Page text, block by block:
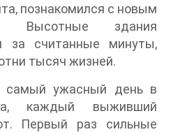
познакомился с новым
Высотные здания
за считанные минуты,
тысяч жизней.
самый ужасный день в
каждый выживший
Первый раз сильные